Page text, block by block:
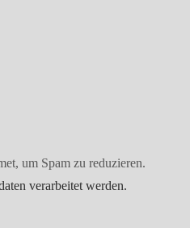
um Spam zu reduzieren.
verarbeitet werden.